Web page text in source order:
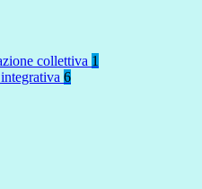
collettiva 1
6